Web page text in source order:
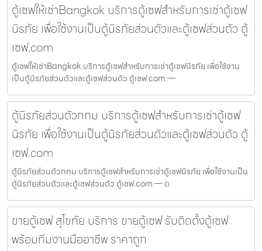
ตู้เซฟให้เช่าBangkok บริการตู้เซฟสำหรับการเช่าตู้เซฟ
นิรภัย เพื่อใช้งานเป็นตู้นิรภัยส่วนตัวและตู้เซฟส่วนตัว ตู้
เซฟ.com
ตู้เซฟให้เช่าBangkok บริการตู้เซฟสำหรับการเช่าตู้เซฟนิรภัย เพื่อใช้งาน
เป็นตู้นิรภัยส่วนตัวและตู้เซฟส่วนตัว ตู้เซฟ.com —
ตู้นิรภัยส่วนตัวกทม บริการตู้เซฟสำหรับการเช่าตู้เซฟ
นิรภัย เพื่อใช้งานเป็นตู้นิรภัยส่วนตัวและตู้เซฟส่วนตัว ตู้
เซฟ.com
ตู้นิรภัยส่วนตัวกทม บริการตู้เซฟสำหรับการเช่าตู้เซฟนิรภัย เพื่อใช้งานเป็น
ตู้นิรภัยส่วนตัวและตู้เซฟส่วนตัว ตู้เซฟ.com — ต
ขายตู้เซฟ สุโขทัย บริการ ขายตู้เซฟ รับติดตั้งตู้เซฟ
พร้อมทีมงานมืออาชีพ ราคาถูก